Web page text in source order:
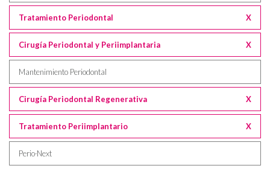
Tratamiento Periodontal X
Cirugía Periodontal y Periimplantaria X
Mantenimiento Periodontal
Cirugía Periodontal Regenerativa X
Tratamiento Periimplantario X
Perio·Next